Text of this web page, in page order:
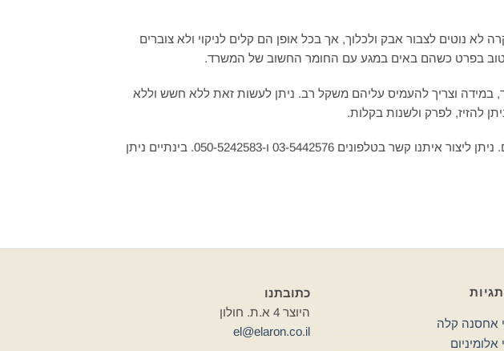
נוטים לצבור אבק ולכלוך, אך בכל אופן הם קלים לניקוי ולא צוברים
טוב בפרט כשהם באים במגע עם החומר החשוב של המשרד.
במידה וצריך להעמיס עליהם משקל רב. ניתן לעשות זאת ללא חשש וללא
להזיז, לפרק ולשנות בקלות.
חברת “אלחנן – ארונות ומדפי מתכת” תשמח לעזור לכם עם פתרונות האחסון והמידוף שלכם. ניתן ליצור איתנו קשר בטלפונים 03-5442576 ו-050-5242583. בינתיים ניתן
תגיות
אחסנה קלה
אלומיניום
כתובתנו
היוצר 4 א.ת. חולון
el@elaron.co.il